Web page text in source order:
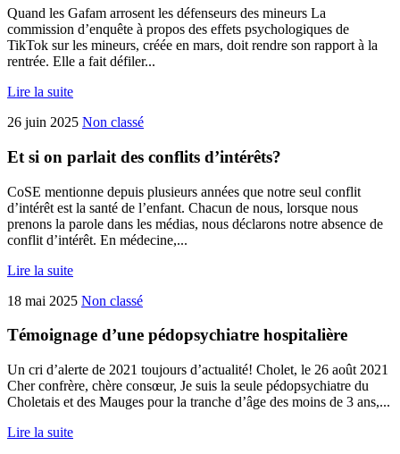
Quand les Gafam arrosent les défenseurs des mineurs La
commission d’enquête à propos des effets psychologiques de
TikTok sur les mineurs, créée en mars, doit rendre son rapport à la
rentrée. Elle a fait défiler...
Lire la suite
26 juin 2025 Non classé
Et si on parlait des conflits d’intérêts?
CoSE mentionne depuis plusieurs années que notre seul conflit
d’intérêt est la santé de l’enfant. Chacun de nous, lorsque nous
prenons la parole dans les médias, nous déclarons notre absence de
conflit d’intérêt. En médecine,...
Lire la suite
18 mai 2025 Non classé
Témoignage d’une pédopsychiatre hospitalière
Un cri d’alerte de 2021 toujours d’actualité! Cholet, le 26 août 2021
Cher confrère, chère consœur, Je suis la seule pédopsychiatre du
Choletais et des Mauges pour la tranche d’âge des moins de 3 ans,...
Lire la suite